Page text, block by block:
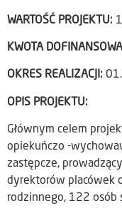
WARTOŚĆ PROJEKTU:
KWOTA
OKRES REALIZACJI:
OPIS PROJEKTU:
Głównym celem
opiekuńczo -
zastępcze,
dyrektorów placówek
rodzinnego, 122 osób